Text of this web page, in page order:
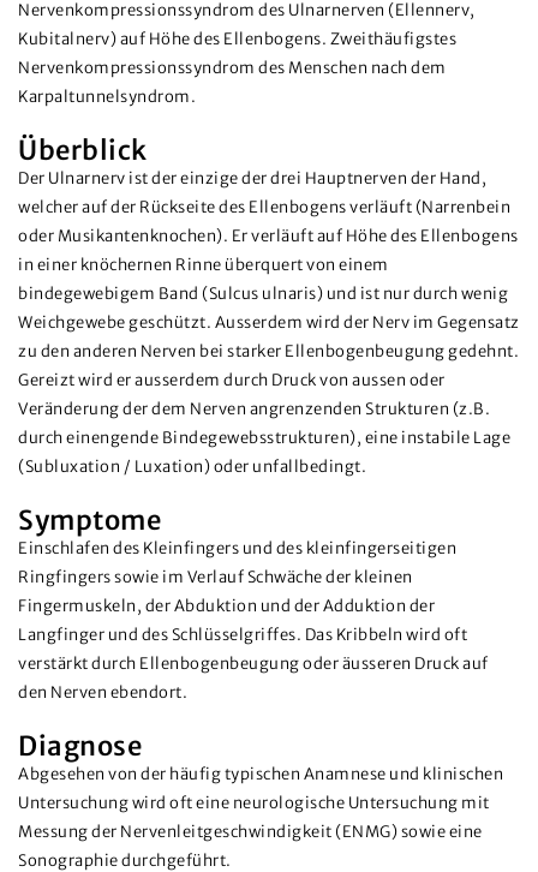
Nervenkompressionssyndrom des Ulnarnerven (Ellennerv,
Kubitalnerv) auf Höhe des Ellenbogens. Zweithäufigstes
Nervenkompressionssyndrom des Menschen nach dem
Karpaltunnelsyndrom.
Überblick
Der Ulnarnerv ist der einzige der drei Hauptnerven der Hand,
welcher auf der Rückseite des Ellenbogens verläuft (Narrenbein
oder Musikantenknochen). Er verläuft auf Höhe des Ellenbogens
in einer knöchernen Rinne überquert von einem
bindegewebigem Band (Sulcus ulnaris) und ist nur durch wenig
Weichgewebe geschützt. Ausserdem wird der Nerv im Gegensatz
zu den anderen Nerven bei starker Ellenbogenbeugung gedehnt.
Gereizt wird er ausserdem durch Druck von aussen oder
Veränderung der dem Nerven angrenzenden Strukturen (z.B.
durch einengende Bindegewebsstrukturen), eine instabile Lage
(Subluxation / Luxation) oder unfallbedingt.
Symptome
Einschlafen des Kleinfingers und des kleinfingerseitigen
Ringfingers sowie im Verlauf Schwäche der kleinen
Fingermuskeln, der Abduktion und der Adduktion der
Langfinger und des Schlüsselgriffes. Das Kribbeln wird oft
verstärkt durch Ellenbogenbeugung oder äusseren Druck auf
den Nerven ebendort.
Diagnose
Abgesehen von der häufig typischen Anamnese und klinischen
Untersuchung wird oft eine neurologische Untersuchung mit
Messung der Nervenleitgeschwindigkeit (ENMG) sowie eine
Sonographie durchgeführt.